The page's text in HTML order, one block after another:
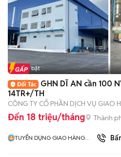
Tin nổi bật
GHN DĨ AN cần 100
14TR+/TH
CÔNG TY CỔ PHẦN DỊCH VỤ GIAO
Đến 18 triệu/tháng Thành
TUYỂN DỤNG GIAO HÀNG